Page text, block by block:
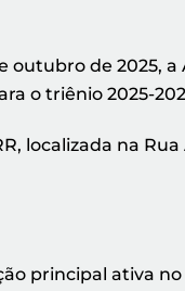
outubro de 2025, a
o triênio 2025-
localizada na Rua
principal ativa no